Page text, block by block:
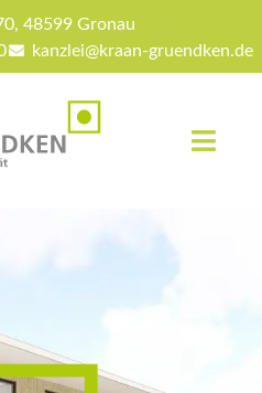
48599 Gronau
kanzlei@kraan-gruendken.de